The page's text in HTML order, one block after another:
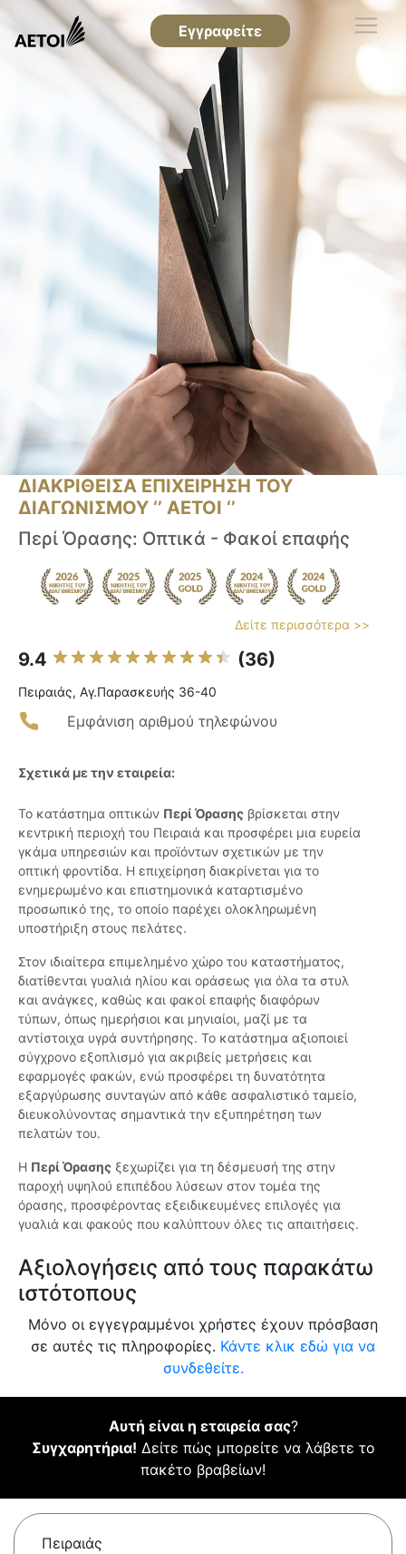
Εγγραφείτε
ΔΙΑΚΡΙΘΕΙΣΑ ΕΠΙΧΕΙΡΗΣΗ ΤΟΥ
ΔΙΑΓΩΝΙΣΜΟΥ ‘’ ΑΕΤΟΙ ‘’
Περί Όρασης: Oπτικά - Φακοί επαφής
Δείτε περισσότερα >>
9.4 (36)
Πειραιάς, Αγ.Παρασκευής 36-40
Εμφάνιση αριθμού τηλεφώνου
Σχετικά με την εταιρεία:
Το κατάστημα οπτικών Περί Όρασης βρίσκεται στην
κεντρική περιοχή του Πειραιά και προσφέρει μια ευρεία
γκάμα υπηρεσιών και προϊόντων σχετικών με την
οπτική φροντίδα. Η επιχείρηση διακρίνεται για το
ενημερωμένο και επιστημονικά καταρτισμένο
προσωπικό της, το οποίο παρέχει ολοκληρωμένη
υποστήριξη στους πελάτες.
Στον ιδιαίτερα επιμελημένο χώρο του καταστήματος,
διατίθενται γυαλιά ηλίου και οράσεως για όλα τα στυλ
και ανάγκες, καθώς και φακοί επαφής διαφόρων
τύπων, όπως ημερήσιοι και μηνιαίοι, μαζί με τα
αντίστοιχα υγρά συντήρησης. Το κατάστημα αξιοποιεί
σύγχρονο εξοπλισμό για ακριβείς μετρήσεις και
εφαρμογές φακών, ενώ προσφέρει τη δυνατότητα
εξαργύρωσης συνταγών από κάθε ασφαλιστικό ταμείο,
διευκολύνοντας σημαντικά την εξυπηρέτηση των
πελατών του.
Η Περί Όρασης ξεχωρίζει για τη δέσμευσή της στην
παροχή υψηλού επιπέδου λύσεων στον τομέα της
όρασης, προσφέροντας εξειδικευμένες επιλογές για
γυαλιά και φακούς που καλύπτουν όλες τις απαιτήσεις.
Αξιολογήσεις από τους παρακάτω
ιστότοπους
Μόνο οι εγγεγραμμένοι χρήστες έχουν πρόσβαση
σε αυτές τις πληροφορίες. Κάντε κλικ εδώ για να
συνδεθείτε.
Αυτή είναι η εταιρεία σας?
Συγχαρητήρια! Δείτε πώς μπορείτε να λάβετε το
πακέτο βραβείων!
Πειραιάς